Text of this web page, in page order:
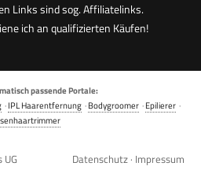
Links sind sog. Affiliatelinks.
ich an qualifizierten Käufen!
passende Portale:
·IPL Haarentfernung·Bodygroomer·Epilierer·
Datenschutz · Impressum